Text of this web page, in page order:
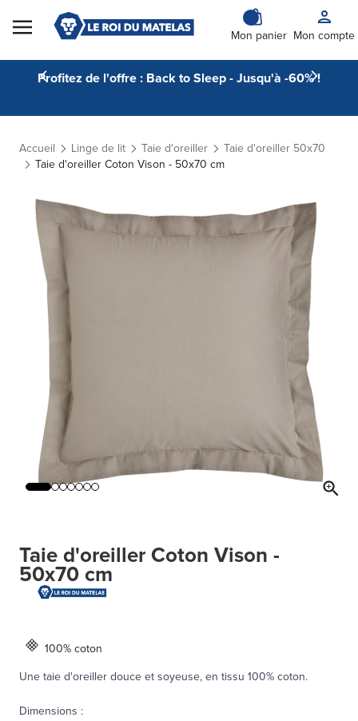
Skip to Content
Mon panier Mon compte
Profitez de l'offre : Back to Sleep - Jusqu'à -60% !
Accueil Linge de lit Taie d'oreiller
Taie d'oreiller 50x70
Taie d'oreiller Coton Vison - 50x70 cm
Taie d'oreiller Coton Vison -
50x70 cm
100% coton
Une taie d'oreiller douce et soyeuse, en tissu 100% coton.
Dimensions :